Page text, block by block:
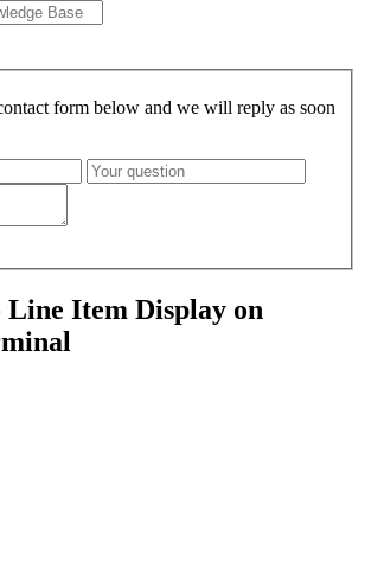
form below and we will reply as soon
Line Item Display on